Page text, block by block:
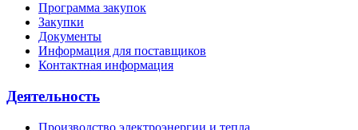
Программа закупок
Закупки
Документы
Информация для поставщиков
Контактная информация
Деятельность
Производство электроэнергии и тепла